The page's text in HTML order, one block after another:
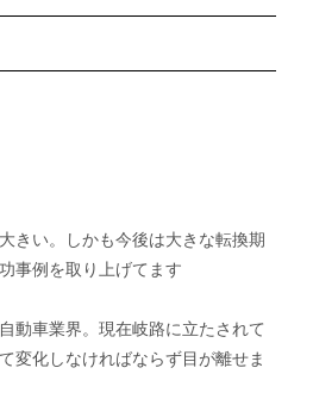
きい。しかも今後は大きな転換期
事例を取り上げてます
動車業界。現在岐路に立たされて
変化しなければならず目が離せま